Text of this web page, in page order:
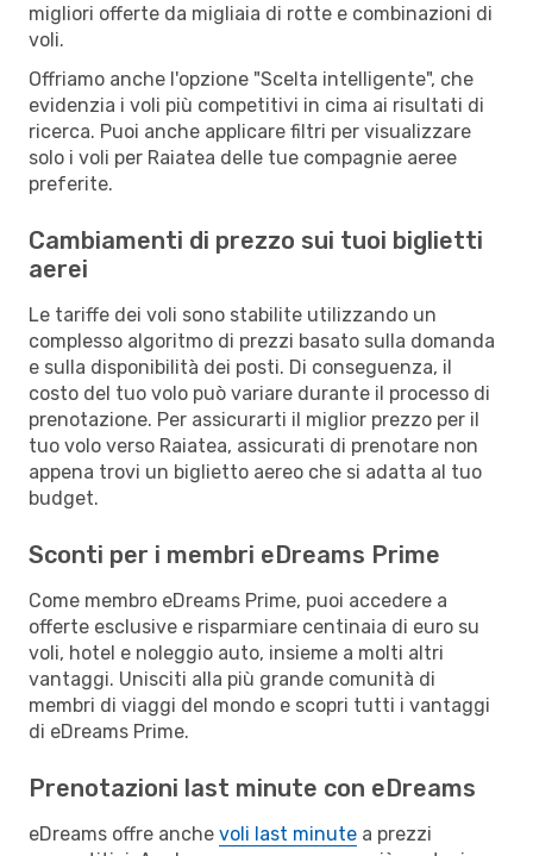
migliori offerte da migliaia di rotte e combinazioni di
voli.
Offriamo anche l'opzione "Scelta intelligente", che
evidenzia i voli più competitivi in cima ai risultati di
ricerca. Puoi anche applicare filtri per visualizzare
solo i voli per Raiatea delle tue compagnie aeree
preferite.
Cambiamenti di prezzo sui tuoi biglietti
aerei
Le tariffe dei voli sono stabilite utilizzando un
complesso algoritmo di prezzi basato sulla domanda
e sulla disponibilità dei posti. Di conseguenza, il
costo del tuo volo può variare durante il processo di
prenotazione. Per assicurarti il miglior prezzo per il
tuo volo verso Raiatea, assicurati di prenotare non
appena trovi un biglietto aereo che si adatta al tuo
budget.
Sconti per i membri eDreams Prime
Come membro eDreams Prime, puoi accedere a
offerte esclusive e risparmiare centinaia di euro su
voli, hotel e noleggio auto, insieme a molti altri
vantaggi. Unisciti alla più grande comunità di
membri di viaggi del mondo e scopri tutti i vantaggi
di eDreams Prime.
Prenotazioni last minute con eDreams
eDreams offre anche voli last minute a prezzi